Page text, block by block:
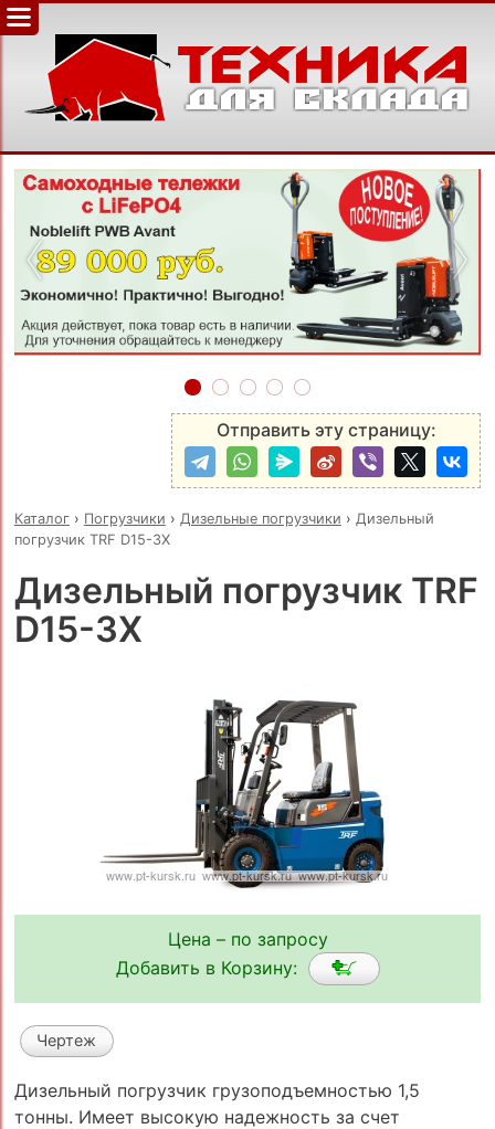
‹ ›
Отправить эту страницу:
Каталог› Погрузчики › Дизельные погрузчики › Дизельный
погрузчик TRF D15-3X
Дизельный погрузчик TRF
D15-3X
Цена – по запросу
Добавить в Корзину:
Чертеж
Дизельный погрузчик грузоподъемностью 1,5
тонны. Имеет высокую надежность за счет